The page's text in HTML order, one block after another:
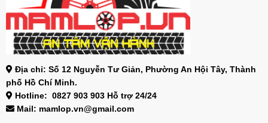
Địa chỉ: Số 12 Nguyễn Tư Giản, Phường An Hội Tây, Thành
phố Hồ Chí Minh.
Hotline: 0827 903 903 Hỗ trợ 24/24
Mail: mamlop.vn@gmail.com